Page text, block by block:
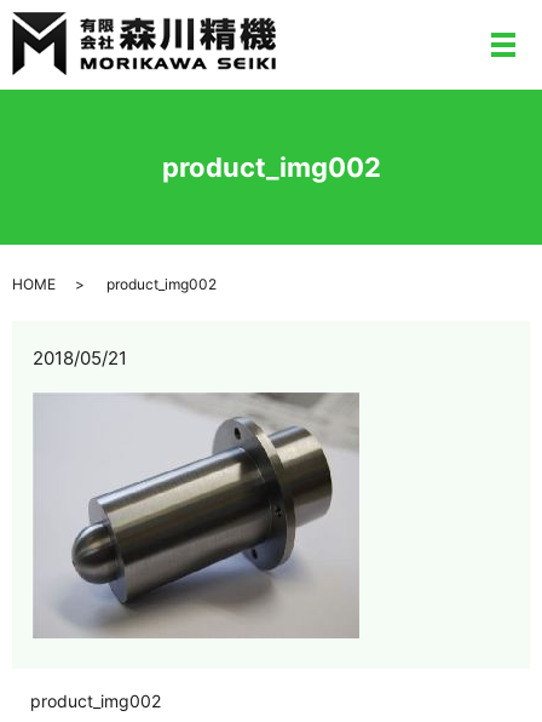
メ
product_img002
HOME product_img002
2018/05/21
product_img002